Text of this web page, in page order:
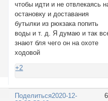
чтобы идти и не отвлекаясь
остановку и доставания
бутылки из рюкзака попить
воды и т. д. Я думаю и так
знают бля чего он на охоте
ходовой
+2
Поделиться2020-12-